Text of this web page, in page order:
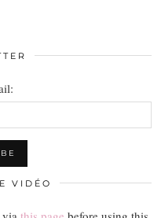
VIDÉO